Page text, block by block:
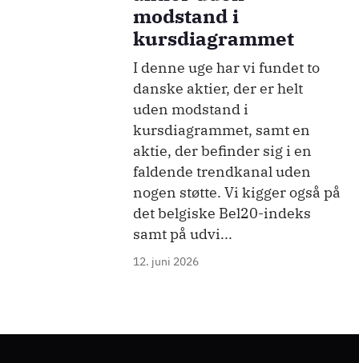
modstand i
kursdiagrammet
I denne uge har vi fundet to
danske aktier, der er helt
uden modstand i
kursdiagrammet, samt en
aktie, der befinder sig i en
faldende trendkanal uden
nogen støtte. Vi kigger også på
det belgiske Bel20-indeks
samt på udvi...
12. juni 2026